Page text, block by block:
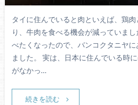
タイに住んでいると肉といえば、鶏
り、牛肉を食べる機会が減っていま
べたくなったので、バンコクタニヤに
ました。 実は、日本に住んでいる時
がなかっ…
続きを読む